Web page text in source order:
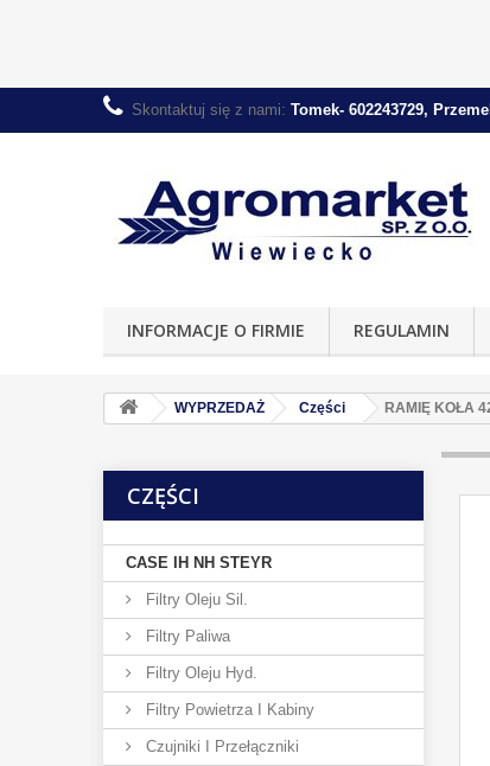
Skontaktuj się z nami: Tomek- 602243729,
INFORMACJE O FIRMIE REGULAMIN
WYPRZEDAŻ Części RAMIĘ KOŁA
CZĘŚCI
CASE IH NH STEYR
Filtry Oleju Sil.
Filtry Paliwa
Filtry Oleju Hyd.
Filtry Powietrza I Kabiny
Czujniki I Przełączniki